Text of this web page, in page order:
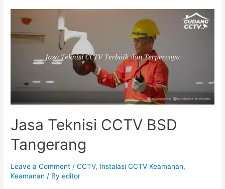
Jasa Teknisi CCTV BSD
Tangerang
Leave a Comment /CCTV, Instalasi CCTV Keamanan,
Keamanan / Byeditor